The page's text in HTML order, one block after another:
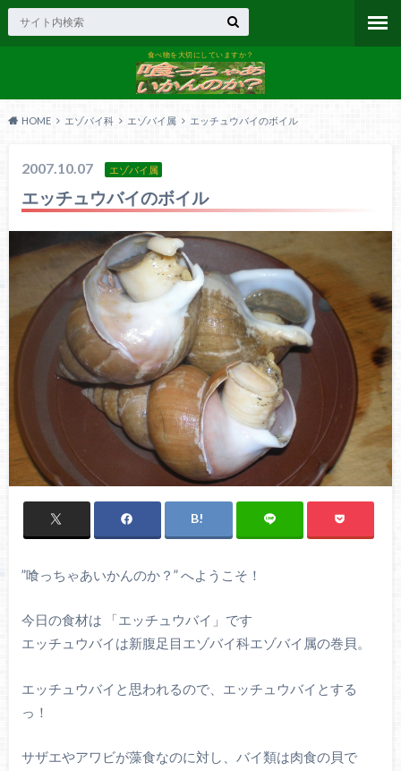
食べ物を大切にしていますか？
HOME エゾバイ科 エゾバイ属 エッチュウバイのボイル
2007.10.07 エゾバイ属
エッチュウバイのボイル
”喰っちゃあいかんのか？” へようこそ！
今日の食材は 「エッチュウバイ」です
エッチュウバイは新腹足目エゾバイ科エゾバイ属の巻貝。
エッチュウバイと思われるので、エッチュウバイとする
っ！
サザエやアワビが藻食なのに対し、バイ類は肉食の貝で